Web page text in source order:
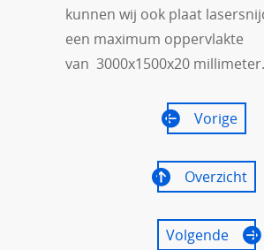
kunnen wij ook plaat
een maximum oppervlakte
van 3000x1500x20 millimeter.
Vorige
Overzicht
Volgende